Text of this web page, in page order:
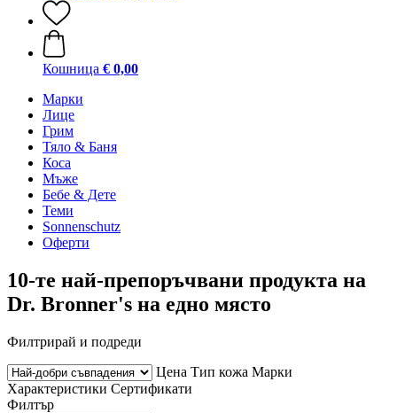
Кошница € 0,00
Марки
Лице
Грим
Тяло & Баня
Коса
Мъже
Бебе & Дете
Теми
Sonnenschutz
Оферти
10-те най-препоръчвани продукта на
Dr. Bronner's на едно място
Филтрирай и подреди
Цена Тип кожа Марки
Характеристики Сертификати
Филтър